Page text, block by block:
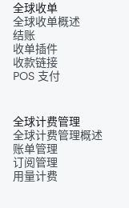
全球收单
全球收单概述
结账
收单插件
收款链接
POS 支付
全球计费管理
全球计费管理概述
账单管理
订阅管理
用量计费